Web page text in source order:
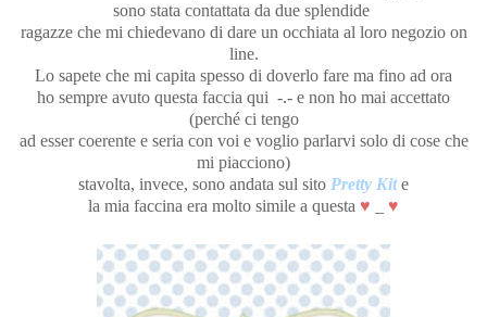
sono stata contattata da due splendide
ragazze che mi chiedevano di dare un occhiata al loro negozio on
line.
Lo sapete che mi capita spesso di doverlo fare ma fino ad ora
ho sempre avuto questa faccia qui -.- e non ho mai accettato
(perché ci tengo
ad esser coerente e seria con voi e voglio parlarvi solo di cose che
mi piacciono)
stavolta, invece, sono andata sul sito Pretty Kit e
la mia faccina era molto simile a questa ♥ ♥